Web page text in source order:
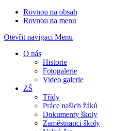
Rovnou na obsah
Rovnou na menu
Otevřit navigaci Menu
O nás
Historie
Fotogalerie
Video galerie
ZŠ
Třídy
Práce našich žáků
Dokumenty školy
Zaměstnanci školy